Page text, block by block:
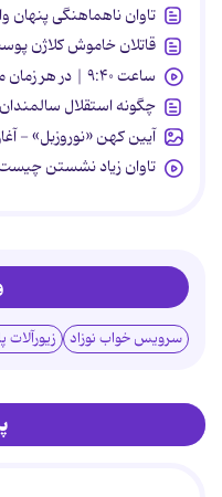
تاوان ناهماهنگی پنهان
قاتلان خاموش کلاژن
ساعت ۹:۴۰ | در هر زمان ممکن باید انتقامشان را پس بدهند
چگونه استقلال
آیین کهن «نوروزبل» - آغاز قرن
تاوان زیاد نشستن
سرویس خواب نوزاد زیورآلات